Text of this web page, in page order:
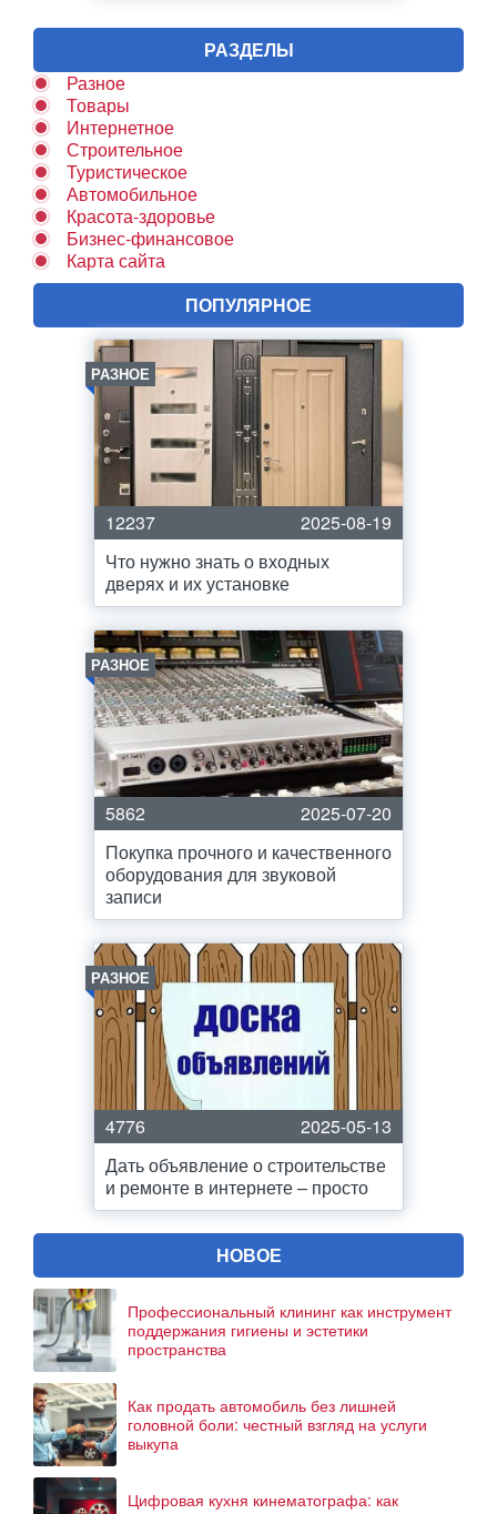
РАЗДЕЛЫ
Разное
Товары
Интернетное
Строительное
Туристическое
Автомобильное
Красота-здоровье
Бизнес-финансовое
Карта сайта
ПОПУЛЯРНОЕ
РАЗНОЕ
12237
2025-08-19
Что нужно знать о входных
дверях и их установке
РАЗНОЕ
5862
2025-07-20
Покупка прочного и качественного
оборудования для звуковой
записи
РАЗНОЕ
4776
2025-05-13
Дать объявление о строительстве
и ремонте в интернете – просто
НОВОЕ
Профессиональный клининг как инструмент
поддержания гигиены и эстетики
пространства
Как продать автомобиль без лишней
головной боли: честный взгляд на услуги
выкупа
Цифровая кухня кинематографа: как